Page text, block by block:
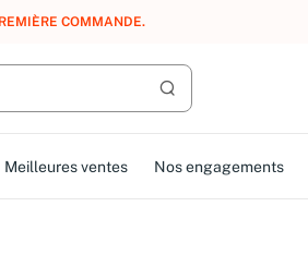
COMMANDE.
Lancer la recherche
Meilleures ventes Nos engagements